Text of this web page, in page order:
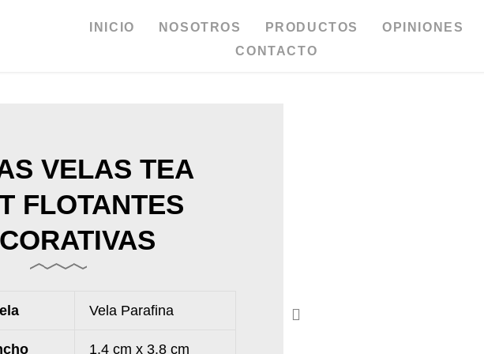
INICIO NOSOTROS PRODUCTOS
OPINIONES
CONTACTO
VELAS TEA
FLOTANTES
Vela Parafina
1.4 cm x 3.8 cm